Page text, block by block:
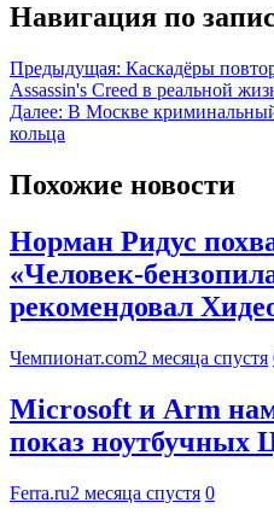
Навигация по
Предыдущая: Каскадёры
Assassin's Creed в реальной
Далее: В Москве
кольца
Похожие новости
Норман Ридус
«Человек-
рекомендовал
Чемпионат.com2 месяца спустя
Microsoft и Arm
показ ноутбучных
Ferra.ru2 месяца спустя 0